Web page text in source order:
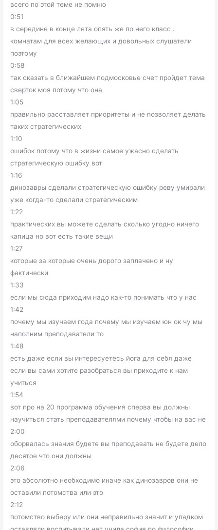
всего по этой теме не помню
0:51
в середине в конце лета опять же по него класс .
комнатам для всех желающих и довольных слушатели
поэтому
0:58
так сказать в ближайшем подмосковье счет пройдет тема
сверток моя потому что она
1:05
правильно расставляет приоритеты и не позволяет делать
таких стратегических
1:10
ошибок потому что в жизни самое ужасно сделать
стратегическую ошибку вот
1:16
динозавры сделали стратегическую ошибку реву умирали
уже когда-то сделали стратегическим
1:22
практических вы можете сделать сколько угодно ничего
капица но вот есть такие вещи
1:27
которые за которые очень дорого заплачено и ну
фактически
1:33
если мы сюда приходим надо как-то понимать что у нас
1:42
почему мы изучаем года почему мы изучаем юн ок чу мы
наполним преподаватели то
1:48
есть даже если вы интересуетесь йога для себя даже
если вы сами хотите разобраться вы приходите к нам
учиться
1:54
вот про на 20 программа обучения сперва вы должны
научиться стать преподавателями почему чтобы на вас не
2:00
оборвалась знания будете вы преподавать не будете дело
десятое что они должны
2:06
это абсолютно необходимо иначе как динозавров они не
оставили потомства или это
2:12
потомство выберу или они неправильно значит и упадком